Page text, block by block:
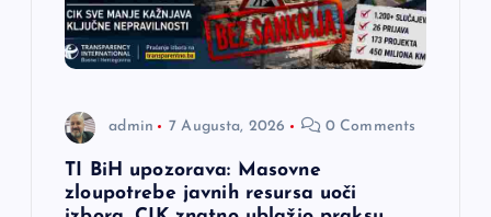
admin 7 Augusta, 2026 0 Comments
TI BiH upozorava: Masovne
zloupotrebe javnih resursa uoči